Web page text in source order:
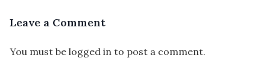
Leave a Comment
You must be logged in to post a comment.